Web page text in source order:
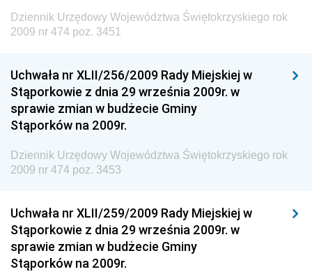
Dziennik Urzędowy Unii Europejskiej, L
Dziennik Urzędowy Ministerstwa Komunikacji
Chemicznego i Lekkiego
Dziennik Urzędowy Ministerstwa Rolnictwa i
Gospodarki Żywnościowej
Społecznej
Dziennik Urzędowy Ministra Cyfryzacji
Dziennik Urzędowy Ministra Infrastruktury i
Budownictwa
Dziennik Urzędowy Ministra Gospodarki Morskiej i
Dziennik Urzędowy Województwa Świętokrzyskiego rok
2009 nr 474 poz. 3451
Uchwała nr XLII/256/2009 Rady Miejskiej w
Stąporkowie z dnia 29 września 2009r. w
sprawie zmian w budżecie Gminy
Stąporków na 2009r.
Dziennik Urzędowy Województwa Świętokrzyskiego rok
2009 nr 474 poz. 3453
Uchwała nr XLII/259/2009 Rady Miejskiej w
Stąporkowie z dnia 29 września 2009r. w
sprawie zmian w budżecie Gminy
Stąporków na 2009r.